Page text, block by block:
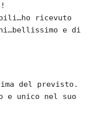
ricevuto
e di
del previsto.
e unico nel suo